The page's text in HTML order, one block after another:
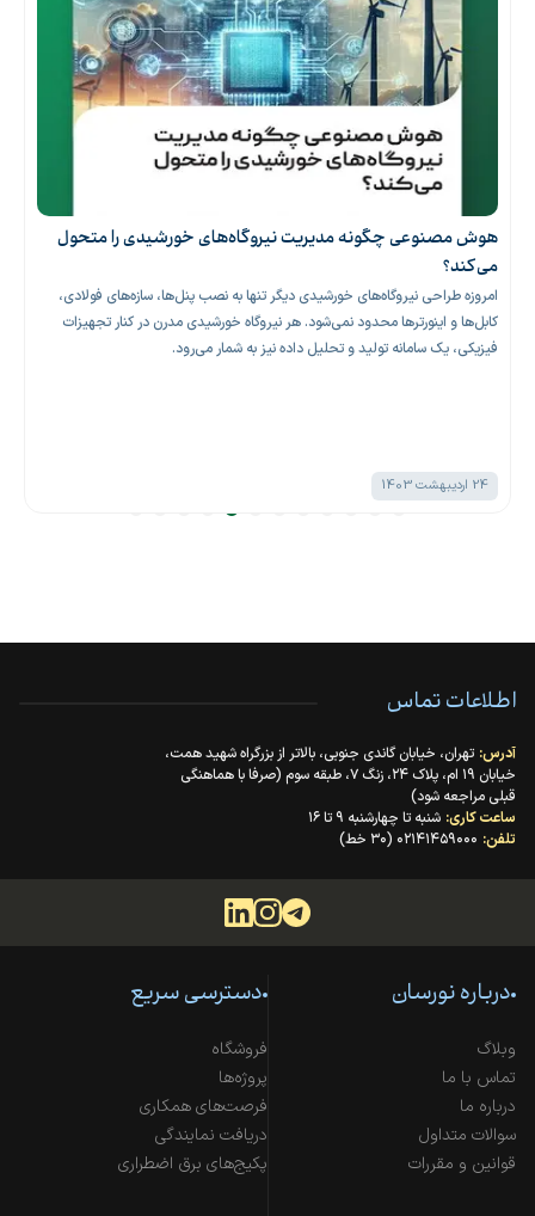
هوش مصنوعی چگونه مدیریت نیروگاه‌های خورشیدی را متحول
می‌کند؟
امروزه طراحی نیروگاه‌های خورشیدی دیگر تنها به نصب پنل‌ها، سازه‌های فولادی،
کابل‌ها و اینورترها محدود نمی‌شود. هر نیروگاه خورشیدی مدرن در کنار تجهیزات
فیزیکی، یک سامانه تولید و تحلیل داده نیز به شمار می‌رود.
24 اردیبهشت 1403
اطلاعات تماس
آدرس: تهران، خیابان گاندی جنوبی، بالاتر از بزرگراه شهید همت،
خیابان ۱۹ ام، پلاک ۲۴، زنگ ۷، طبقه سوم (صرفا با هماهنگی
قبلی مراجعه شود)
ساعت کاری: شنبه تا چهارشنبه ۹ تا ۱۶
تلفن: ۰۲۱۴۱۴۵۹۰۰۰ (۳۰ خط)
درباره نورسان
وبلاگ
تماس با ما
درباره ما
سوالات متداول
قوانین و مقررات
دسترسی سریع
فروشگاه
پروژه‌ها
فرصت‌های همکاری
دریافت نمایندگی
پکیج‌های برق اضطراری